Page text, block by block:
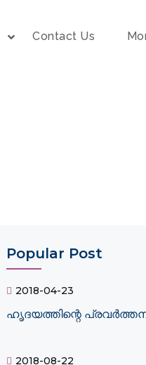
Contact Us
Popular Post
2018-04-23
ഹൃദയത്തിന്റെ
2018-08-22